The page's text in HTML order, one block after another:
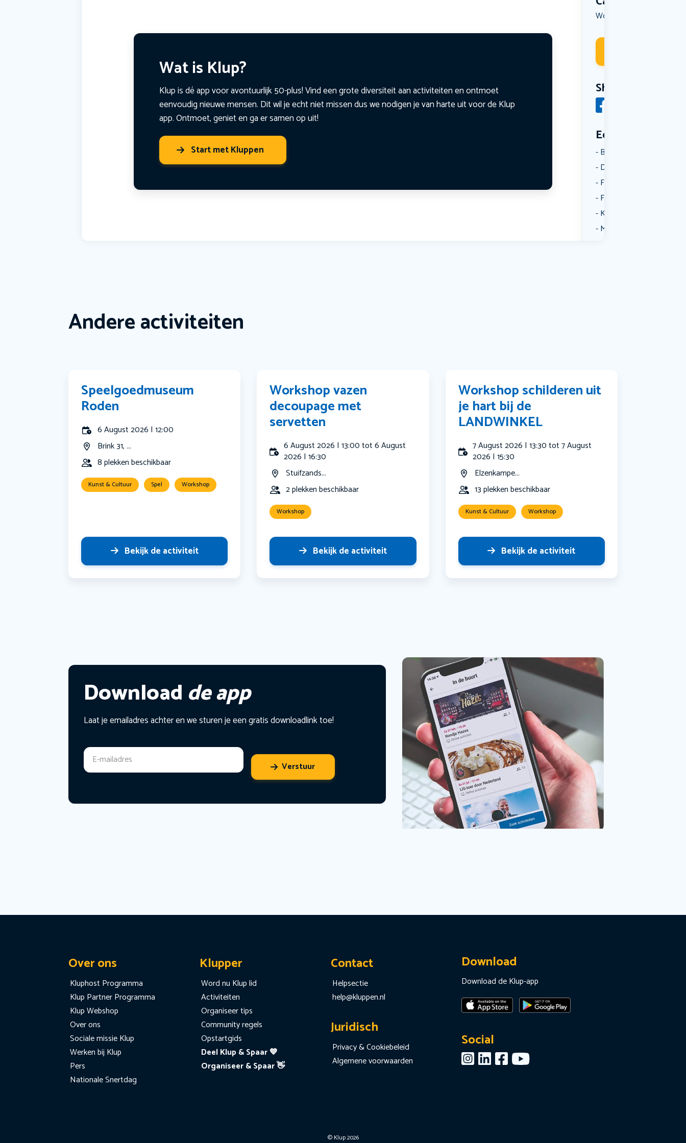
Workshop
Share
Een aantal
Borrelen
Dansen
Fietsen
Film
Kunst & Cultuur
Muziek
Wat is Klup?
Klup is dé app voor avontuurlijk 50-plus! Vind een grote diversiteit aan activiteiten en ontmoet
eenvoudig nieuwe mensen. Dit wil je echt niet missen dus we nodigen je van harte uit voor de Klup
app. Ontmoet, geniet en ga er samen op uit!
Start met Kluppen
Andere activiteiten
Speelgoedmuseum
Roden
6 August 2026 | 12:00
Brink 31, ...
8 plekken beschikbaar
Kunst & Cultuur Spel Workshop
Bekijk de activiteit
Workshop vazen
decoupage met
servetten
6 August 2026 | 13:00 tot 6 August
2026 | 16:30
Stuifzands...
2 plekken beschikbaar
Workshop
Bekijk de activiteit
Workshop schilderen uit
je hart bij de
LANDWINKEL
7 August 2026 | 13:30 tot 7 August
2026 | 15:30
Elzenkampe...
13 plekken beschikbaar
Kunst & Cultuur Workshop
Bekijk de activiteit
Download de app
Laat je emailadres achter en we sturen je een gratis downloadlink toe!
Verstuur
Over ons
Kluphost Programma
Klup Partner Programma
Klup Webshop
Over ons
Sociale missie Klup
Werken bij Klup
Pers
Nationale Snertdag
Klupper
Word nu Klup lid
Activiteiten
Organiseer tips
Community regels
Opstartgids
Deel Klup & Spaar 💙
Organiseer & Spaar 👋
Contact
Helpsectie
help@kluppen.nl
Juridisch
Privacy & Cookiebeleid
Algemene voorwaarden
Download
Download de Klup-app
Social
© Klup 2026